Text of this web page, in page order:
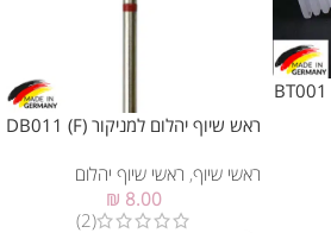
ראש שיוף יהלום למניקור DB011 (F)
ראשי שיוף, ראשי שיוף יהלום
₪ 8.00
(2)